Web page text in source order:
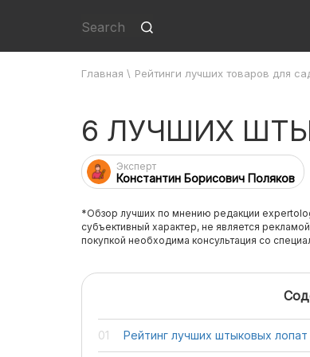
Главная \ Рейтинги лучших товаров для
6 ЛУЧШИХ
Эксперт
Константин Борисович Поляков
*Обзор лучших по мнению редакции
субъективный характер, не является
покупкой необходима консультация со
Рейтинг лучших штыковых лопат